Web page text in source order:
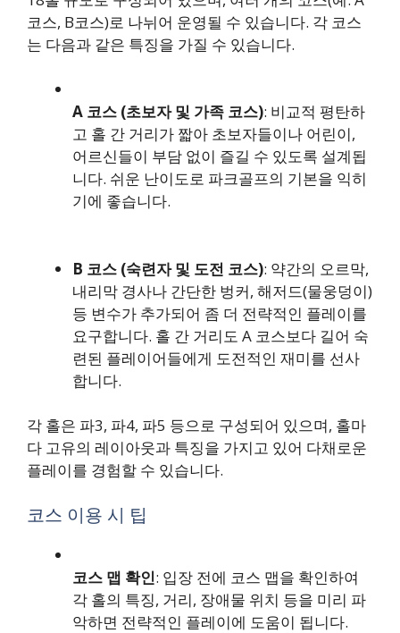
코스, B코스)로 나뉘어 운영될 수 있습니다. 각 코스
는 다음과 같은 특징을 가질 수 있습니다.
A 코스 (초보자 및 가족 코스): 비교적 평탄하
고 홀 간 거리가 짧아 초보자들이나 어린이,
어르신들이 부담 없이 즐길 수 있도록 설계됩
니다. 쉬운 난이도로 파크골프의 기본을 익히
기에 좋습니다.
B 코스 (숙련자 및 도전 코스): 약간의 오르막,
내리막 경사나 간단한 벙커, 해저드(물웅덩이)
등 변수가 추가되어 좀 더 전략적인 플레이를
요구합니다. 홀 간 거리도 A 코스보다 길어 숙
련된 플레이어들에게 도전적인 재미를 선사
합니다.
각 홀은 파3, 파4, 파5 등으로 구성되어 있으며, 홀마
다 고유의 레이아웃과 특징을 가지고 있어 다채로운
플레이를 경험할 수 있습니다.
코스 이용 시 팁
코스 맵 확인: 입장 전에 코스 맵을 확인하여
각 홀의 특징, 거리, 장애물 위치 등을 미리 파
악하면 전략적인 플레이에 도움이 됩니다.